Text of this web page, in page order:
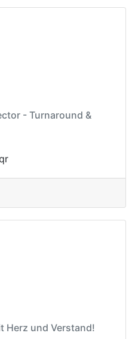
- Turnaround &
Herz und Verstand!